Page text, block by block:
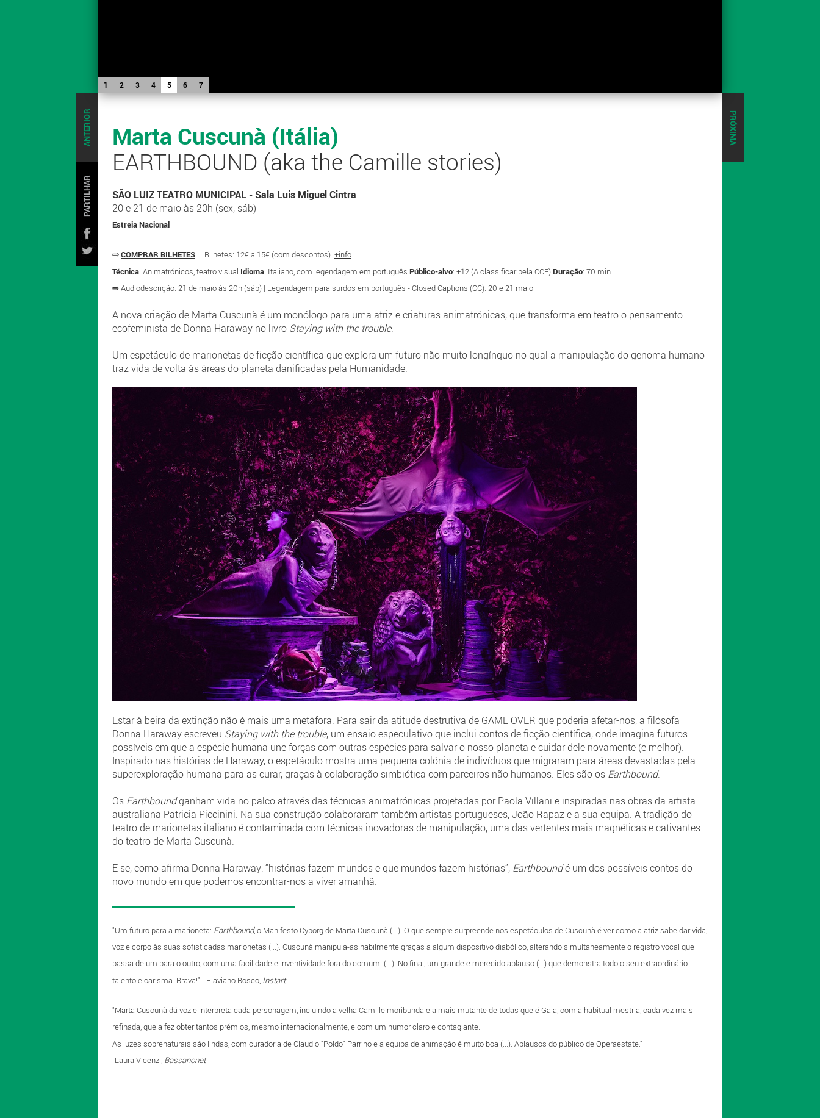
1 2 3 4 5 6 7
PRÓXIMA
ANTERIOR
PARTILHAR
Marta Cuscunà (Itália)
EARTHBOUND (aka the Camille stories)
SÃO LUIZ TEATRO MUNICIPAL - Sala Luis Miguel Cintra
20 e 21 de maio às 20h (sex, sáb)
Estreia Nacional
⇨COMPRAR BILHETES Bilhetes: 12€ a 15€ (com descontos) +info
Técnica: Animatrónicos, teatro visual Idioma: Italiano, com legendagem em português Público-alvo: +12 (A classificar pela CCE)Duração: 70 min.
⇨Audiodescrição: 21 de maio às 20h (sáb) | Legendagem para surdos em português - Closed Captions (CC): 20 e 21 maio
A nova criação de Marta Cuscunà é um monólogo para uma atriz e criaturas animatrónicas, que transforma em teatro o pensamento
ecofeminista de Donna Haraway no livro Staying with the trouble.
Um espetáculo de marionetas de ficção científica que explora um futuro não muito longínquo no qual a manipulação do genoma humano
traz vida de volta às áreas do planeta danificadas pela Humanidade.
Estar à beira da extinção não é mais uma metáfora. Para sair da atitude destrutiva de GAME OVER que poderia afetar-nos, a filósofa
Donna Haraway escreveu Staying with the trouble, um ensaio especulativo que inclui contos de ficção científica, onde imagina futuros
possíveis em que a espécie humana une forças com outras espécies para salvar o nosso planeta e cuidar dele novamente (e melhor).
Inspirado nas histórias de Haraway, o espetáculo mostra uma pequena colónia de indivíduos que migraram para áreas devastadas pela
superexploração humana para as curar, graças à colaboração simbiótica com parceiros não humanos. Eles são os Earthbound.
Os Earthboundganham vida no palco através das técnicas animatrónicas projetadas por Paola Villani e inspiradas nas obras da artista
australiana Patricia Piccinini. Na sua construção colaboraram também artistas portugueses, João Rapaz e a sua equipa. A tradição do
teatro de marionetas italiano é contaminada com técnicas inovadoras de manipulação, uma das vertentes mais magnéticas e cativantes
do teatro de Marta Cuscunà.
E se, como afirma Donna Haraway: “histórias fazem mundos e que mundos fazem histórias”, Earthboundé um dos possíveis contos do
novo mundo em que podemos encontrar-nos a viver amanhã.
"Um futuro para a marioneta: Earthbound, o Manifesto Cyborg de Marta Cuscunà (...). O que sempre surpreende nos espetáculos de Cuscunà é ver como a atriz sabe dar vida,
voz e corpo às suas sofisticadas marionetas (...). Cuscunà manipula-as habilmente graças a algum dispositivo diabólico, alterando simultaneamente o registro vocal que
passa de um para o outro, com uma facilidade e inventividade fora do comum. (...). No final, um grande e merecido aplauso (...) que demonstra todo o seu extraordinário
talento e carisma. Brava!" - Flaviano Bosco, Instart
"Marta Cuscunà dá voz e interpreta cada personagem, incluindo a velha Camille moribunda e a mais mutante de todas que é Gaia, com a habitual mestria, cada vez mais
refinada, que a fez obter tantos prémios, mesmo internacionalmente, e com um humor claro e contagiante.
As luzes sobrenaturais são lindas, com curadoria de Claudio "Poldo" Parrino e a equipa de animação é muito boa (...). Aplausos do público de Operaestate."
-Laura Vicenzi, Bassanonet